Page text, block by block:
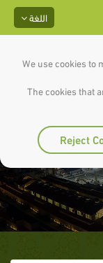
We use cookies to
The cookies that
Reject
اللغة